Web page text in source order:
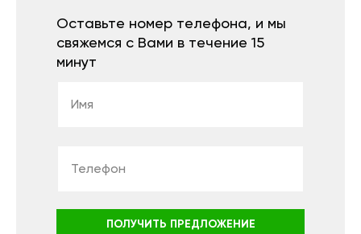
Оставьте номер телефона, и мы
свяжемся с Вами в течение 15
минут
ПОЛУЧИТЬ ПРЕДЛОЖЕНИЕ